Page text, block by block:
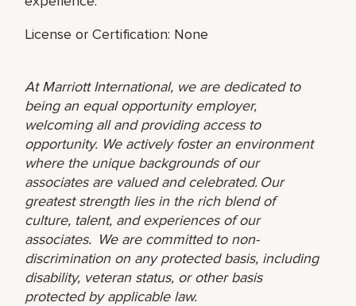
License or Certification: None
At Marriott International, we are dedicated to
being an equal opportunity employer,
welcoming all and providing access to
opportunity. We actively foster an environment
where the unique backgrounds of our
associates are valued and celebrated. Our
greatest strength lies in the rich blend of
culture, talent, and experiences of our
associates. We are committed to non-
discrimination on any protected basis, including
disability, veteran status, or other basis
protected by applicable law.